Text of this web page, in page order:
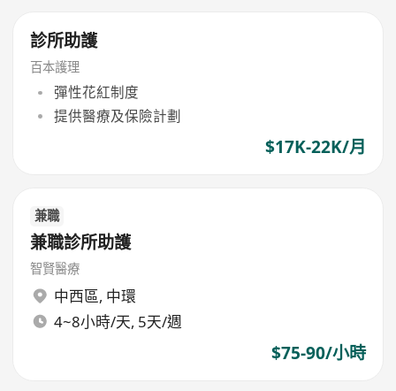
診所助護
百本護理
彈性花紅制度
提供醫療及保險計劃
$17K-22K/月
兼職
兼職診所助護
智賢醫療
中西區, 中環
4~8小時/天, 5天/週
$75-90/小時